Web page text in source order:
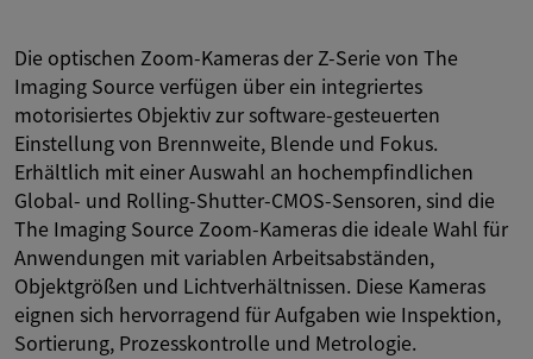
Die optischen Zoom-Kameras der Z-Serie von The
Imaging Source verfügen über ein integriertes
motorisiertes Objektiv zur software-gesteuerten
Einstellung von Brennweite, Blende und Fokus.
Erhältlich mit einer Auswahl an hochempfindlichen
Global- und Rolling-Shutter-CMOS-Sensoren, sind die
The Imaging Source Zoom-Kameras die ideale Wahl für
Anwendungen mit variablen Arbeitsabständen,
Objektgrößen und Lichtverhältnissen. Diese Kameras
eignen sich hervorragend für Aufgaben wie Inspektion,
Sortierung, Prozesskontrolle und Metrologie.